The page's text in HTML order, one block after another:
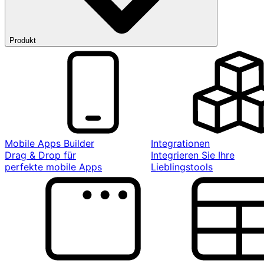
Produkt
Mobile Apps Builder
Drag & Drop für
perfekte mobile Apps
Integrationen
Integrieren Sie Ihre
Lieblingstools